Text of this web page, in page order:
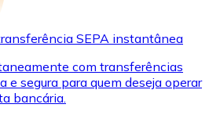
SEPA instantânea
com transferências
e segura para quem deseja operar
bancária.